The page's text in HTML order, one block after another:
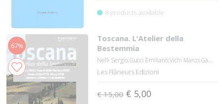
8 products available
67%
Toscana. L'Atelier della
Bestemmia
Nelli Sergio;Gucci Emiliano;Vichi Marco;Ga...
Les Flâneurs Edizioni
€ 15,00 € 5,00